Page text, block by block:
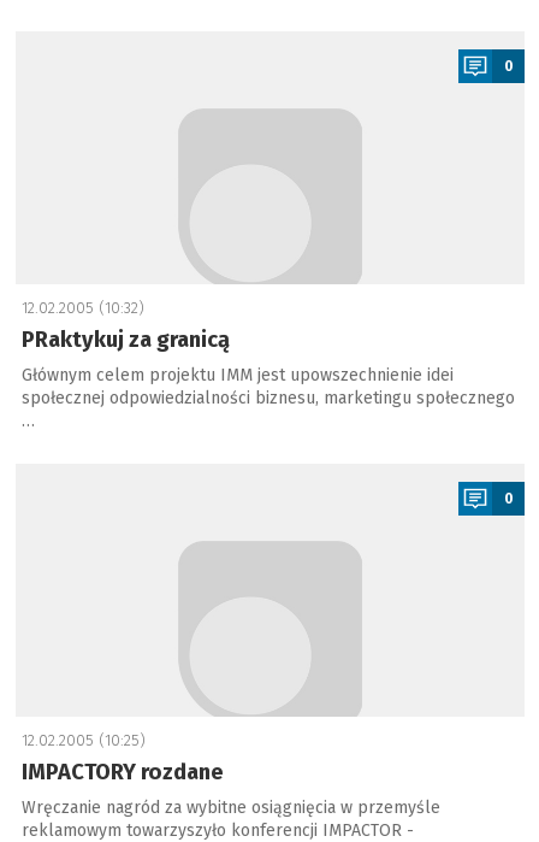
0
12.02.2005 (10:32)
PRaktykuj za granicą
Głównym celem projektu IMM jest upowszechnienie idei
społecznej odpowiedzialności biznesu, marketingu społecznego
…
0
12.02.2005 (10:25)
IMPACTORY rozdane
Wręczanie nagród za wybitne osiągnięcia w przemyśle
reklamowym towarzyszyło konferencji IMPACTOR -